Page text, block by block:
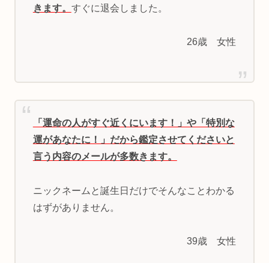
きます。 すぐに退会しました。
26歳 女性
「運命の人がすぐ近くにいます！」や「特別な
運があなたに！」だから鑑定させてくださいと
言う内容のメールが多数きます。
ニックネームと誕生日だけでそんなことわかる
はずがありません。
39歳 女性